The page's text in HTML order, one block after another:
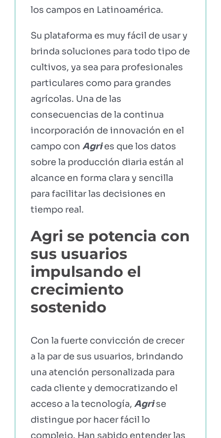
los campos en Latinoamérica.
Su plataforma es muy fácil de usar y
brinda soluciones para todo tipo de
cultivos, ya sea para profesionales
particulares como para grandes
agrícolas. Una de las
consecuencias de la continua
incorporación de innovación en el
campo con Agries que los datos
sobre la producción diaria están al
alcance en forma clara y sencilla
para facilitar las decisiones en
tiempo real.
Agri se potencia con
sus usuarios
impulsando el
crecimiento
sostenido
Con la fuerte convicción de crecer
a la par de sus usuarios, brindando
una atención personalizada para
cada cliente y democratizando el
acceso a la tecnología, Agrise
distingue por hacer fácil lo
complejo. Han sabido entender las